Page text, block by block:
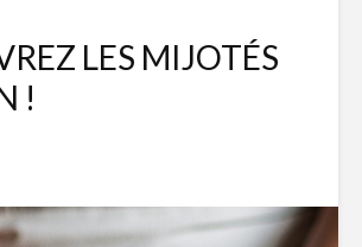
LES MIJOTÉS
!